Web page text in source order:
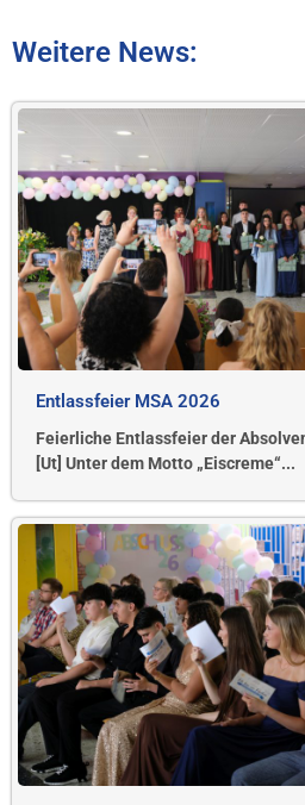
Weitere News:
Entlassfeier MSA 2026
Feierliche Entlassfeier der
[Ut] Unter dem Motto „Eiscreme“...